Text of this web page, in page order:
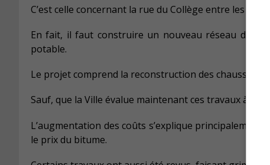
C’est celle concernant la rue du Collège entre les
En fait, il faut construire un nouveau réseau
potable.
Le projet comprend la reconstruction des chaussée,
Sauf, que la Ville évalue maintenant ces travaux à près
L’augmentation des coûts s’explique
le prix du bitume.